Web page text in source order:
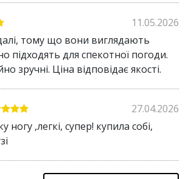
верху та дихаючому
і легка у догляді екошкіра
дозволяє відрегулювати
індивідуальні властивості стопи
11.05.2026
тому що вони виглядають
підходять для спекотної погоди.
зручні. Ціна відповідає якості.
27.04.2026
ногу ,легкі, супер! купила собі,